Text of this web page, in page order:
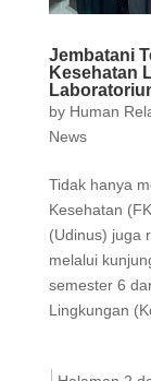
Jembatani
Kesehatan
by Human
News
Tidak hanya
Kesehatan
(Udinus) juga
melalui
semester 6
Lingkungan